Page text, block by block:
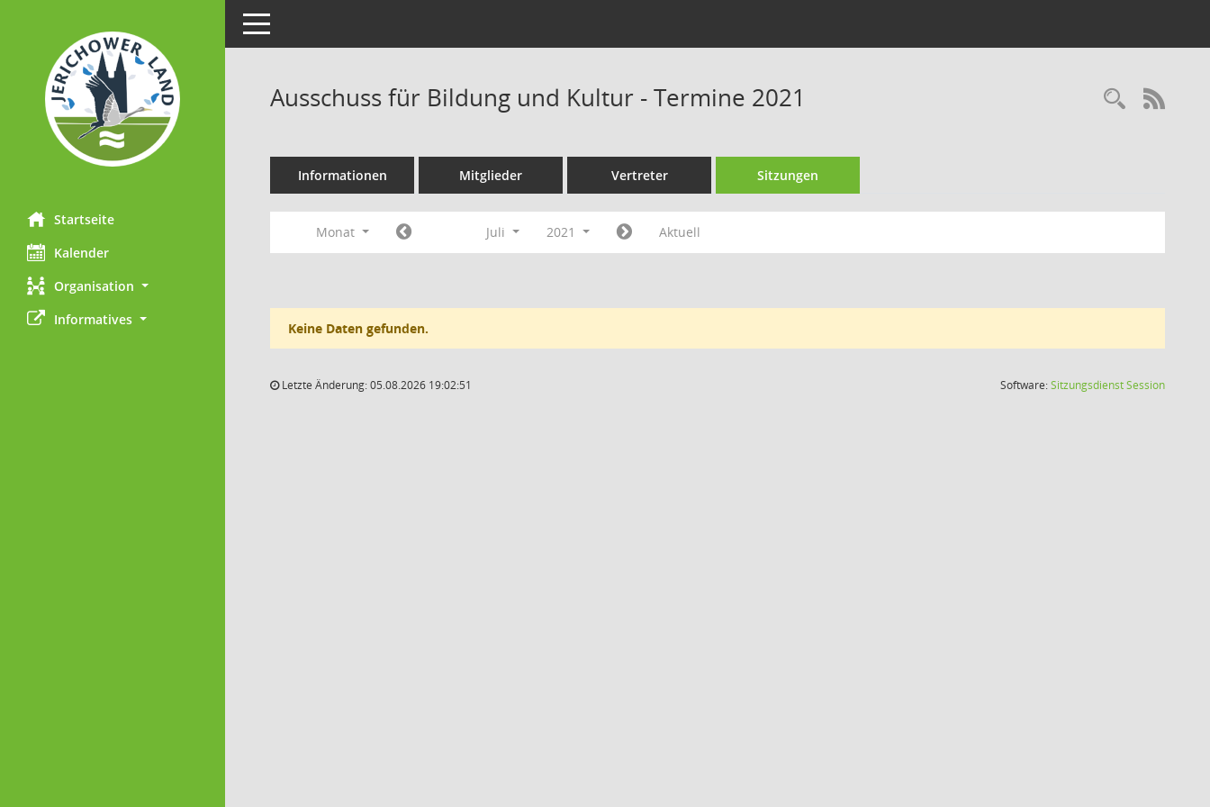
Startseite
Kalender
Organisation
Informatives
Toggle navigation
Ausschuss für Bildung und Kultur - Termine 2021
Informationen Mitglieder Vertreter Sitzungen
Monat Juli 2021 Aktuell
Keine Daten gefunden.
Letzte Änderung: 05.08.2026 19:02:51 Software:SitzungsdienstSession(Wird in